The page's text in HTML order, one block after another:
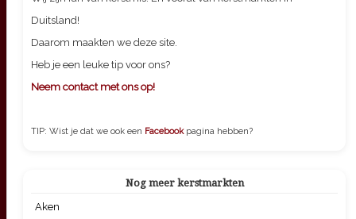
Duitsland!
Daarom maakten we deze site.
Heb je een leuke tip voor ons?
Neem contact met ons op!
TIP: Wist je dat we ook een Facebook pagina hebben?
Nog meer kerstmarkten
Aken